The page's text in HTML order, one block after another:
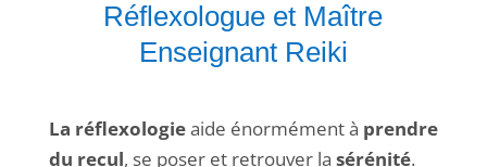
Réflexologue et Maître
Enseignant Reiki
La réflexologieaide énormément à prendre
du recul, se poser et retrouver la sérénité.